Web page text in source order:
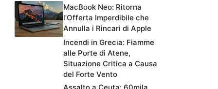
MacBook Neo: Ritorna
l’Offerta Imperdibile che
Annulla i Rincari di Apple
Incendi in Grecia: Fiamme
alle Porte di Atene,
Situazione Critica a Causa
del Forte Vento
Assalto a Ceuta: 60mila